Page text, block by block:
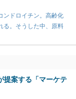
ンドロイチン。高齢化
る。そうした中、原料
提案する「マーケテ